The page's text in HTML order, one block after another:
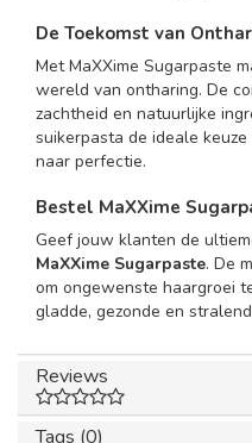
De Toekomst van
Met MaXXime Sugarpaste
wereld van ontharing. De
zachtheid en natuurlijke
suikerpasta de ideale
naar perfectie.
Bestel MaXXime
Geef jouw klanten de
MaXXime Sugarpaste. De
om ongewenste haargroei
gladde, gezonde en
Reviews
Tags (0)